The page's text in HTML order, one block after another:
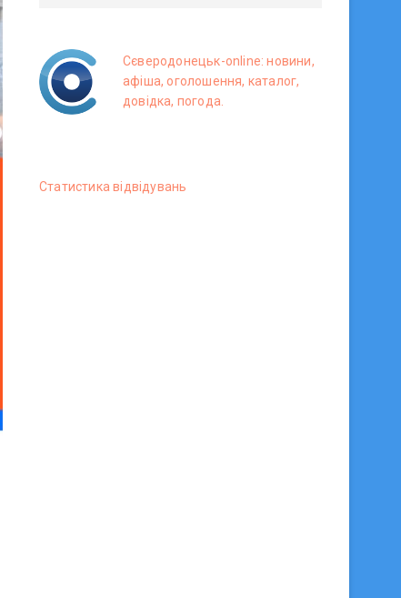
Сєверодонецьк-online: новини,
афіша, оголошення, каталог,
довідка, погода.
Статистика вiдвiдувань